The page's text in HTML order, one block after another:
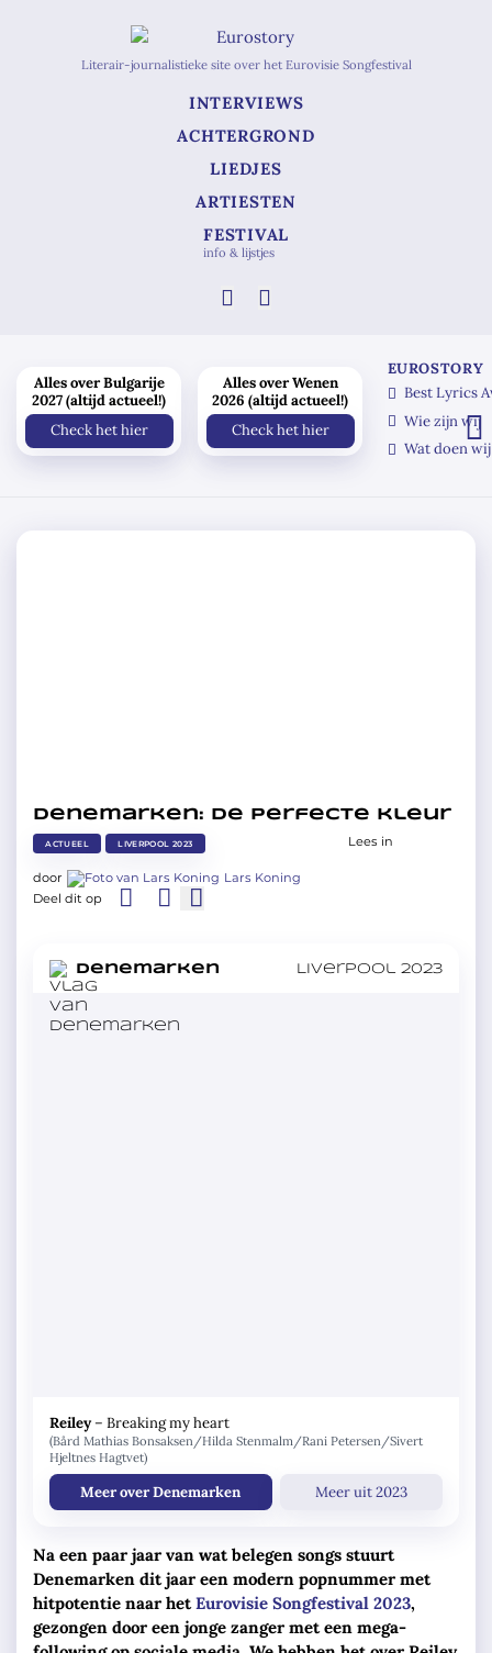
Literair-journalistieke site over het Eurovisie Songfestival
INTERVIEWS
ACHTERGROND
LIEDJES
ARTIESTEN
FESTIVAL
info & lijstjes
Denemarken: De perfecte kleur
ACTUEEL LIVERPOOL 2023 Lees in
door
Lars Koning
Deel dit op
Denemarken
in Liverpool 2023
Reiley– Breaking my heart
(Bård Mathias Bonsaksen/Hilda Stenmalm/Rani Petersen/Sivert
Hjeltnes Hagtvet)
Meer over Denemarken Meer uit 2023
Na een paar jaar van wat belegen songs stuurt
Denemarken dit jaar een modern popnummer met
hitpotentie naar hetEurovisie Songfestival 2023,
gezongen door een jonge zanger met een mega-
Alles over Bulgarije
2027 (altijd actueel!)
Check het hier
Alles over Wenen
2026 (altijd actueel!)
Check het hier
EUROSTORY
Best Lyrics
Wie zijn wij
Wat doen wij